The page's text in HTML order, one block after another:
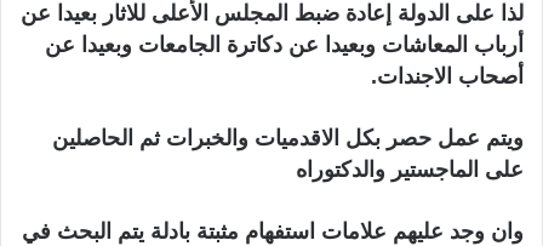
لذا على الدولة إعادة ضبط المجلس الأعلى للاثار بعيدا عن
أرباب المعاشات وبعيدا عن دكاترة الجامعات وبعيدا عن
أصحاب الاجندات.
ويتم عمل حصر بكل الاقدميات والخبرات ثم الحاصلين
على الماجستير والدكتوراه
وان وجد عليهم علامات استفهام مثبتة بادلة يتم البحث في